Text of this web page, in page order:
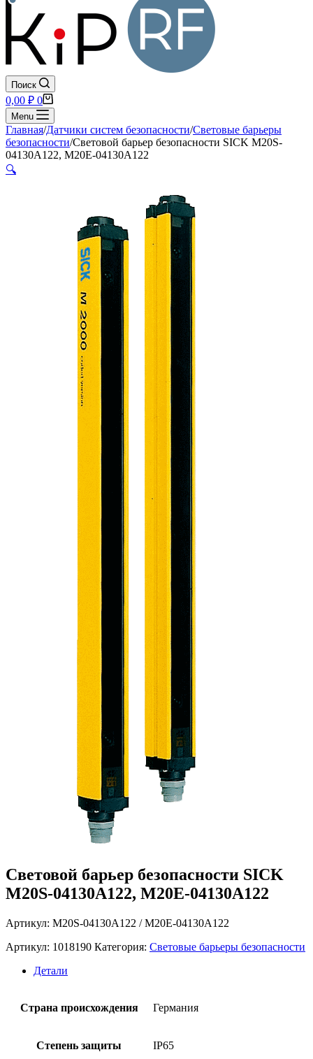
Поиск
Корзина
0,00 ₽ 0
Menu
Главная/Датчики систем безопасности/Световые барьеры
безопасности/Cветовой барьер безопасности SICK M20S-
04130A122, M20E-04130A122
🔍
Cветовой барьер безопасности SICK
M20S-04130A122, M20E-04130A122
Артикул: M20S-04130A122 / M20E-04130A122
Артикул: 1018190 Категория: Световые барьеры безопасности
Детали
Страна происхождения Германия
Степень защиты IP65